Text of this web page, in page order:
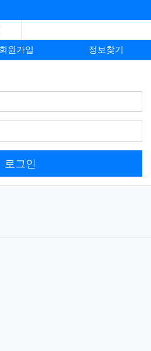
회원가입 정보찾기
로그인